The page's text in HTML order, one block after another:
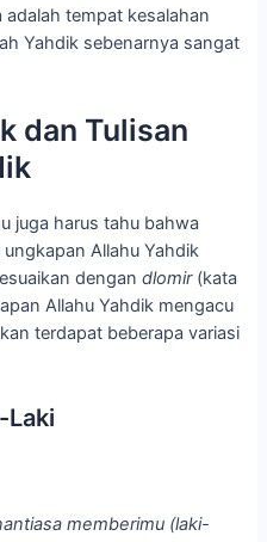
tempat kesalahan
Yahdik sebenarnya sangat
dan Tulisan
juga harus tahu bahwa
Allahu Yahdik
dengandlomir(kata
Allahu Yahdik mengacu
terdapat beberapa variasi
Laki
memberimu (laki-